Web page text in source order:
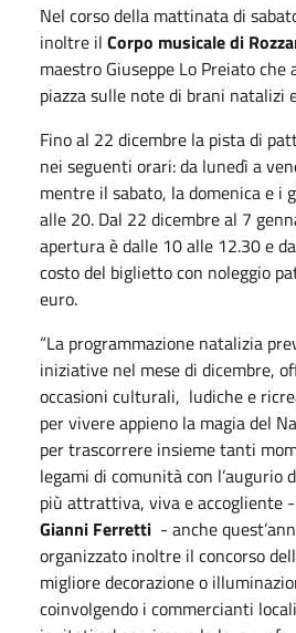
Nel corso della mattinata di
inoltre il Corpo musicale di
maestro Giuseppe Lo Preiato
piazza sulle note di brani natalizi
Fino al 22 dicembre la pista di
nei seguenti orari: da lunedì a
mentre il sabato, la domenica e i
alle 20. Dal 22 dicembre al 7
apertura è dalle 10 alle 12.30 e
costo del biglietto con noleggio
euro.
“La programmazione natalizia
iniziative nel mese di dicembre,
occasioni culturali, ludiche e
per vivere appieno la magia del
per trascorrere insieme tanti
legami di comunità con l’augurio
più attrattiva, viva e accogliente
Gianni Ferretti - anche
organizzato inoltre il concorso
migliore decorazione o
coinvolgendo i commercianti